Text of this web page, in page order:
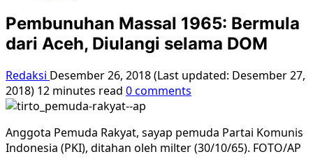
Pembunuhan Massal 1965: Bermula
dari Aceh, Diulangi selama DOM
Redaksi Desember 26, 2018 (Last updated: Desember 27,
2018) 12 minutes read 0 comments
Anggota Pemuda Rakyat, sayap pemuda Partai Komunis
Indonesia (PKI), ditahan oleh milter (30/10/65). FOTO/AP